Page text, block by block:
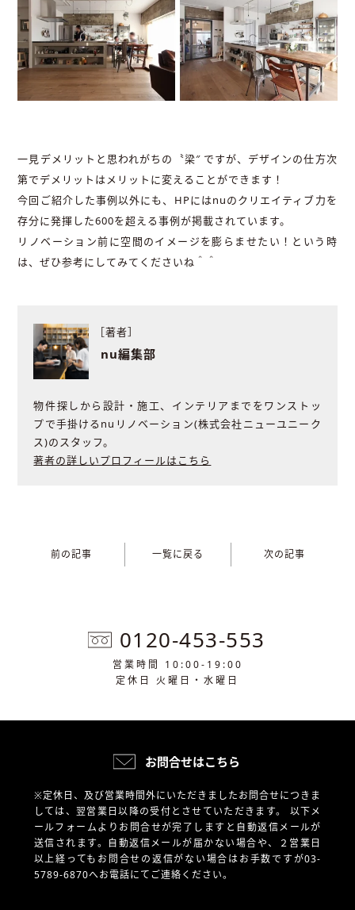
一見デメリットと思われがちの〝梁″ ですが、デザインの仕方次
第でデメリットはメリットに変えることができます！
今回ご紹介した事例以外にも、HPにはnuのクリエイティブ力を
存分に発揮した600を超える事例が掲載されています。
リノベーション前に空間のイメージを膨らませたい！という時
は、ぜひ参考にしてみてくださいね＾＾
［著者］
nu編集部
物件探しから設計・施工、インテリアまでをワンストッ
プで手掛けるnuリノベーション(株式会社ニューユニーク
ス)のスタッフ。
著者の詳しいプロフィールはこちら
前の記事 一覧に戻る 次の記事
0120-453-553
営業時間 10:00-19:00
定休日 火曜日・水曜日
お問合せはこちら
※定休日、及び営業時間外にいただきましたお問合せにつきま
しては、翌営業日以降の受付とさせていただきます。 以下メ
ールフォームよりお問合せが完了しますと自動返信メールが
送信されます。自動返信メールが届かない場合や、
２営業日
以上経ってもお問合せの返信がない場合はお手数ですが03-
5789-6870へお電話にてご連絡ください。